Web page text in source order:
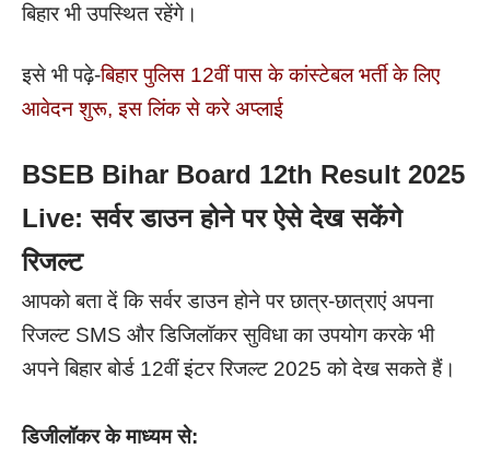
बिहार भी उपस्थित रहेंगे।
इसे भी पढ़े-बिहार पुलिस 12वीं पास के कांस्टेबल भर्ती के लिए
आवेदन शुरू, इस लिंक से करे अप्लाई
BSEB Bihar Board 12th Result 2025
Live: सर्वर डाउन होने पर ऐसे देख सकेंगे
रिजल्ट
आपको बता दें कि सर्वर डाउन होने पर छात्र-छात्राएं अपना
रिजल्ट SMS और डिजिलॉकर सुविधा का उपयोग करके भी
अपने बिहार बोर्ड 12वीं इंटर रिजल्ट 2025 को देख सकते हैं।
डिजीलॉकर के माध्यम से: